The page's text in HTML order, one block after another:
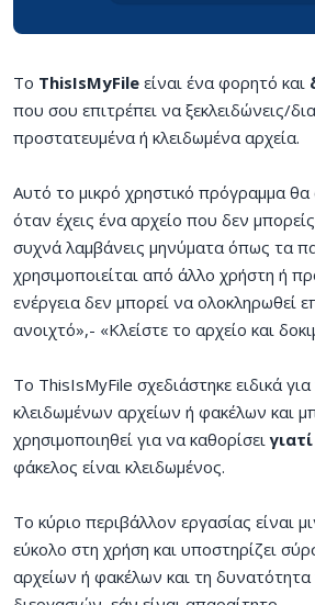
Το ThisIsMyFile είναι ένα φορητό και
που σου επιτρέπει να ξεκλειδώνεις/
προστατευμένα ή κλειδωμένα αρχεία.
Αυτό το μικρό χρηστικό πρόγραμμα
όταν έχεις ένα αρχείο που δεν
συχνά λαμβάνεις μηνύματα όπως τα
χρησιμοποιείται από άλλο χρήστη ή
ενέργεια δεν μπορεί να ολοκληρωθεί
ανοιχτό»,- «Κλείστε το αρχείο και
Το ThisIsMyFile σχεδιάστηκε ειδικά
κλειδωμένων αρχείων ή φακέλων και
χρησιμοποιηθεί για να καθορίσειγιατί
φάκελος είναι κλειδωμένος.
Το κύριο περιβάλλον εργασίας είναι
εύκολο στη χρήση και υποστηρίζει
αρχείων ή φακέλων και τη δυνατότητα